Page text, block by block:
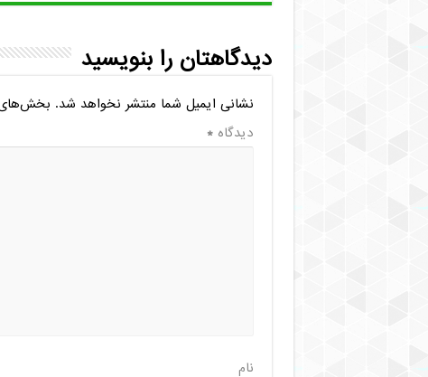
دیدگاهتان را بنویسید
نشانی ایمیل شما منتشر نخواهد شد. بخش‌های
دیدگاه*
نام